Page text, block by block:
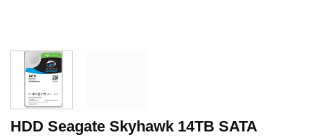
HDD Seagate Skyhawk 14TB SATA